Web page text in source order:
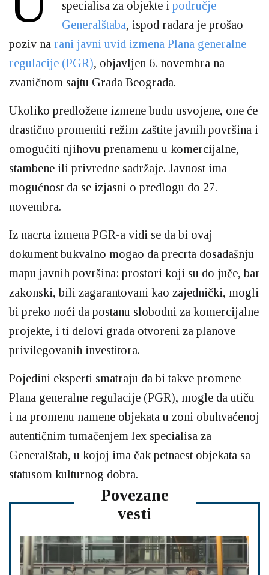
specialisa za objekte i područje
Generalštaba, ispod radara je prošao
poziv na rani javni uvid izmena Plana generalne
regulacije (PGR), objavljen 6. novembra na
zvaničnom sajtu Grada Beograda.
Ukoliko predložene izmene budu usvojene, one će
drastično promeniti režim zaštite javnih površina i
omogućiti njihovu prenamenu u komercijalne,
stambene ili privredne sadržaje. Javnost ima
mogućnost da se izjasni o predlogu do 27.
novembra.
Iz nacrta izmena PGR-a vidi se da bi ovaj
dokument bukvalno mogao da precrta dosadašnju
mapu javnih površina: prostori koji su do juče, bar
zakonski, bili zagarantovani kao zajednički, mogli
bi preko noći da postanu slobodni za komercijalne
projekte, i ti delovi grada otvoreni za planove
privilegovanih investitora.
Pojedini eksperti smatraju da bi takve promene
Plana generalne regulacije (PGR), mogle da utiču
i na promenu namene objekata u zoni obuhvaćenoj
autentičnim tumačenjem lex specialisa za
Generalštab, u kojoj ima čak petnaest objekata sa
statusom kulturnog dobra.
Povezane
vesti